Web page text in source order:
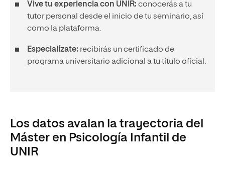
Vive tu experiencia con UNIR: conocerás a tu
tutor personal desde el inicio de tu seminario, así
como la plataforma.
Especialízate: recibirás un certificado de
programa universitario adicional a tu título oficial.
Los datos avalan la trayectoria del
Máster en Psicología Infantil de
UNIR